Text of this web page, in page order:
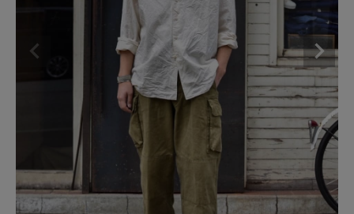
INFORMATION
プライバシーポリシー
特定商取引法について
お問い合わせ
OFFICIAL WEB SITE